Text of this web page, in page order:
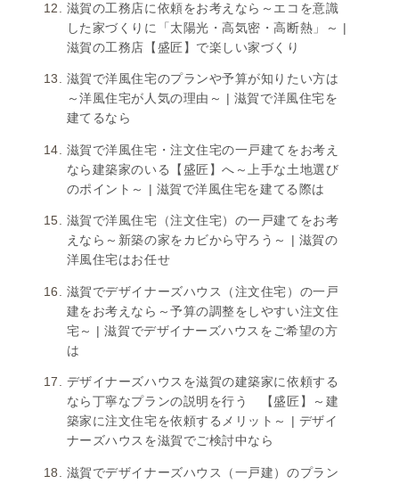
滋賀の工務店に依頼をお考えなら～エコを意識
した家づくりに「太陽光・高気密・高断熱」～ |
滋賀の工務店【盛匠】で楽しい家づくり
滋賀で洋風住宅のプランや予算が知りたい方は
～洋風住宅が人気の理由～ | 滋賀で洋風住宅を
建てるなら
滋賀で洋風住宅・注文住宅の一戸建てをお考え
なら建築家のいる【盛匠】へ～上手な土地選び
のポイント～ | 滋賀で洋風住宅を建てる際は
滋賀で洋風住宅（注文住宅）の一戸建てをお考
えなら～新築の家をカビから守ろう～ | 滋賀の
洋風住宅はお任せ
滋賀でデザイナーズハウス（注文住宅）の一戸
建をお考えなら～予算の調整をしやすい注文住
宅～ | 滋賀でデザイナーズハウスをご希望の方
は
デザイナーズハウスを滋賀の建築家に依頼する
なら丁寧なプランの説明を行う 【盛匠】～建
築家に注文住宅を依頼するメリット～ | デザイ
ナーズハウスを滋賀でご検討中なら
滋賀でデザイナーズハウス（一戸建）のプラン